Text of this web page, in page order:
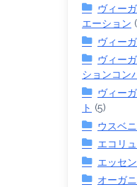
ヴィー
エーション
ヴィー
ヴィー
ションコン
ヴィー
ト (5)
ウスベ
エコリ
エッセ
オーガ